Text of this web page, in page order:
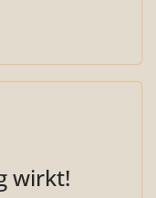
wirkt!